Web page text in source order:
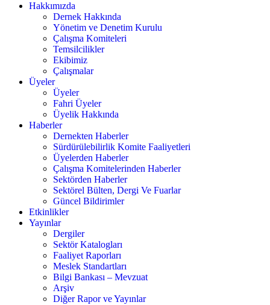
Hakkımızda
Dernek Hakkında
Yönetim ve Denetim Kurulu
Çalışma Komiteleri
Temsilcilikler
Ekibimiz
Çalışmalar
Üyeler
Üyeler
Fahri Üyeler
Üyelik Hakkında
Haberler
Dernekten Haberler
Sürdürülebilirlik Komite Faaliyetleri
Üyelerden Haberler
Çalışma Komitelerinden Haberler
Sektörden Haberler
Sektörel Bülten, Dergi Ve Fuarlar
Güncel Bildirimler
Etkinlikler
Yayınlar
Dergiler
Sektör Katalogları
Faaliyet Raporları
Meslek Standartları
Bilgi Bankası – Mevzuat
Arşiv
Diğer Rapor ve Yayınlar